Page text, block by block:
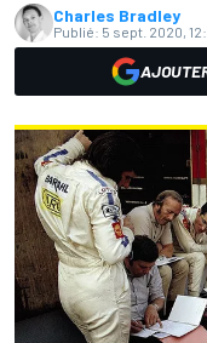
Charles Bradley
Publié: 5 sept. 2020,